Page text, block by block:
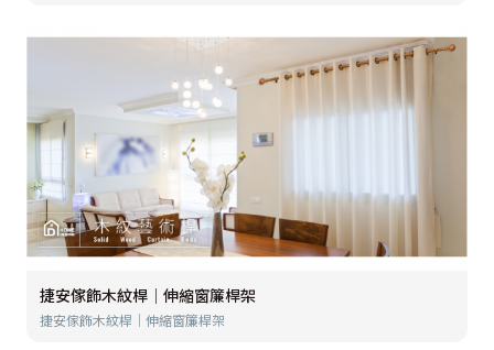
捷安傢飾木紋桿│伸縮窗簾桿架
捷安傢飾木紋桿│伸縮窗簾桿架